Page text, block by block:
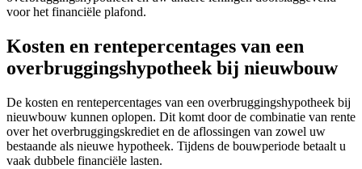
voor het financiële plafond.
Kosten en rentepercentages van een
overbruggingshypotheek bij nieuwbouw
De kosten en rentepercentages van een overbruggingshypotheek bij
nieuwbouw kunnen oplopen. Dit komt door de combinatie van rente
over het overbruggingskrediet en de aflossingen van zowel uw
bestaande als nieuwe hypotheek. Tijdens de bouwperiode betaalt u
vaak dubbele financiële lasten.